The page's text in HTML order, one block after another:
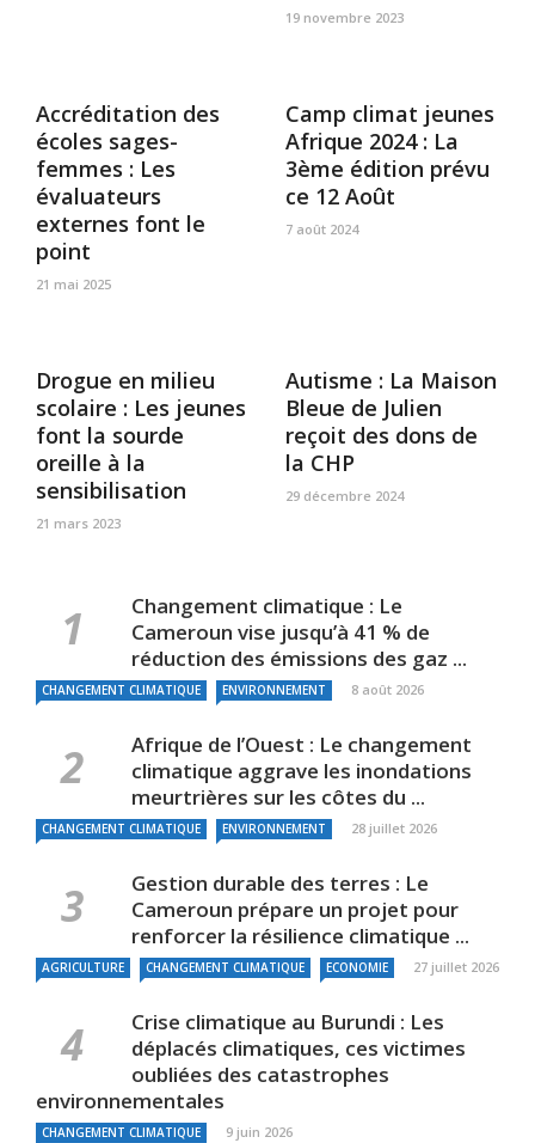
19 novembre 2023
Accréditation des
écoles sages-
femmes : Les
évaluateurs
externes font le
point
21 mai 2025
Camp climat jeunes
Afrique 2024 : La
3ème édition prévu
ce 12 Août
7 août 2024
Drogue en milieu
scolaire : Les jeunes
font la sourde
oreille à la
sensibilisation
21 mars 2023
Autisme : La Maison
Bleue de Julien
reçoit des dons de
la CHP
29 décembre 2024
Changement climatique : Le
Cameroun vise jusqu’à 41 % de
réduction des émissions des gaz ...
CHANGEMENT CLIMATIQUE ENVIRONNEMENT 8 août 2026
Afrique de l’Ouest : Le changement
climatique aggrave les inondations
meurtrières sur les côtes du ...
CHANGEMENT CLIMATIQUE ENVIRONNEMENT 28 juillet 2026
Gestion durable des terres : Le
Cameroun prépare un projet pour
renforcer la résilience climatique ...
AGRICULTURE CHANGEMENT CLIMATIQUE ECONOMIE 27 juillet 2026
Crise climatique au Burundi : Les
déplacés climatiques, ces victimes
oubliées des catastrophes
environnementales
CHANGEMENT CLIMATIQUE 9 juin 2026